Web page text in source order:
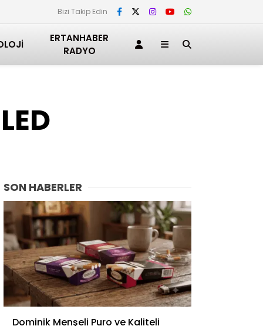
Bizi Takip Edin
ERTANHABER
RADYO
SON HABERLER
Dominik Menşeli Puro ve Kaliteli
Adana